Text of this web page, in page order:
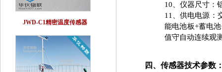
10、仪器尺寸：
11、供电电源：
能电池板+蓄电
值守自动连续观
四、 传感器技术参数
JWD-C1精密温度传感器